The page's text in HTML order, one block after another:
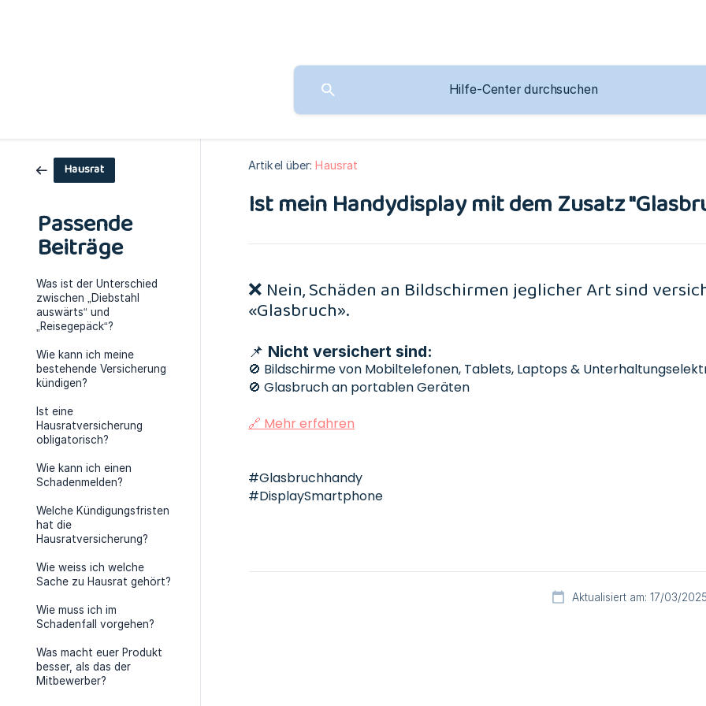
Hausrat
Passende
Beiträge
Was ist der Unterschied
zwischen „Diebstahl
auswärts“ und
„Reisegepäck“?
Wie kann ich meine
bestehende Versicherung
kündigen?
Ist eine
Hausratversicherung
obligatorisch?
Wie kann ich einen
Schadenmelden?
Welche Kündigungsfristen
hat die
Hausratversicherung?
Wie weiss ich welche
Sache zu Hausrat gehört?
Wie muss ich im
Schadenfall vorgehen?
Was macht euer Produkt
besser, als das der
Mitbewerber?
Artikel über: Hausrat
Ist mein Handydisplay mit dem Zusatz
❌ Nein, Schäden an Bildschirmen jeglicher Art sind
«Glasbruch».
📌 Nicht versichert sind:
🚫 Bildschirme von Mobiltelefonen, Tablets, Laptops &
🚫 Glasbruch an portablen Geräten
🔗 Mehr erfahren
#Glasbruchhandy
#DisplaySmartphone
Aktualisiert am: 17/03/2025